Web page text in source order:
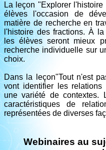
La leçon "Explorer
élèves l'occasion de
matière de recherche en
l'histoire des fractions. À
les élèves seront mieux
recherche individuelle sur
choix.
Dans la leçon"Tout n'est
vont identifier les
une variété de contextes.
caractéristiques de
représentées de diverses
Webinaires au